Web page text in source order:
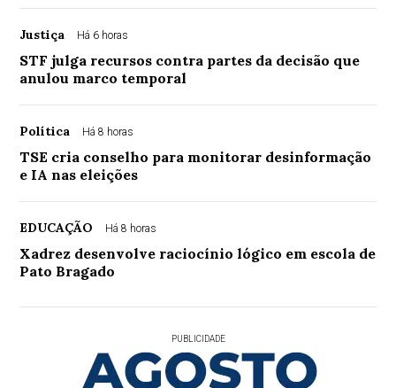
Justiça Há 6 horas
STF julga recursos contra partes da decisão que
anulou marco temporal
Política Há 8 horas
TSE cria conselho para monitorar desinformação
e IA nas eleições
EDUCAÇÃO Há 8 horas
Xadrez desenvolve raciocínio lógico em escola de
Pato Bragado
PUBLICIDADE